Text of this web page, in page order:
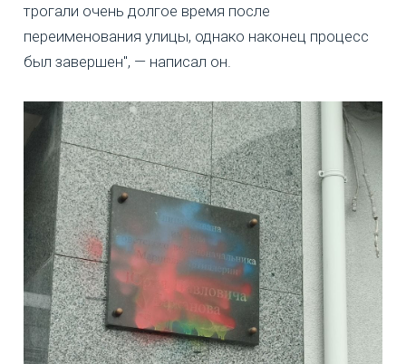
трогали очень долгое время после
переименования улицы, однако наконец процесс
был завершен", — написал он.